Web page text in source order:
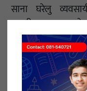
साना घरेलु
बजारीकरणमा
महोत्सवको अन्तिम
कट्टेल ‘धुर्मुस’ र
गायक गोपाल नेपाल
आफ्नो प्रस्तुती